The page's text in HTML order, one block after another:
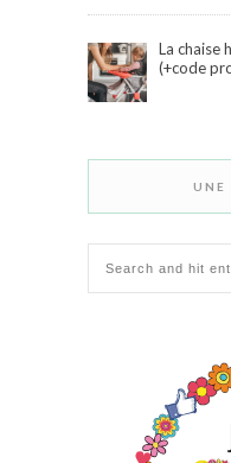
La chaise
(+code
UNE